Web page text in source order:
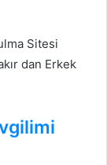
Sitesi
dan Erkek